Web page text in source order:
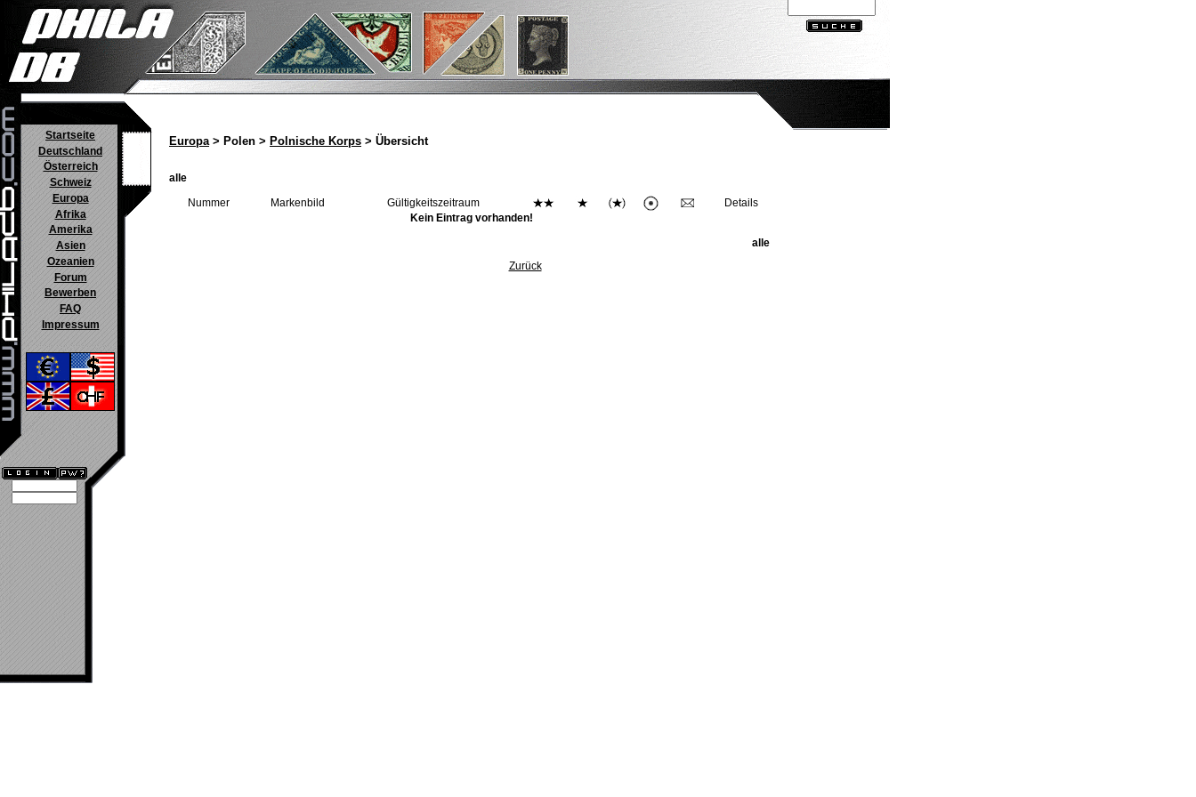
Startseite
Deutschland
Österreich
Schweiz
Europa
Afrika
Amerika
Asien
Ozeanien
Forum
Bewerben
FAQ
Impressum
Europa> Polen > Polnische Korps > Übersicht
alle
Nummer Markenbild Gültigkeitszeitraum
Details
Kein Eintrag vorhanden!
alle
Zurück